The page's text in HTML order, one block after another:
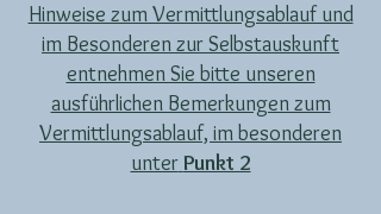
Hinweise zum Vermittlungsablauf und
im Besonderen zur Selbstauskunft
entnehmen Sie bitte unseren
ausführlichen Bemerkungen zum
Vermittlungsablauf, im besonderen
unter Punkt 2